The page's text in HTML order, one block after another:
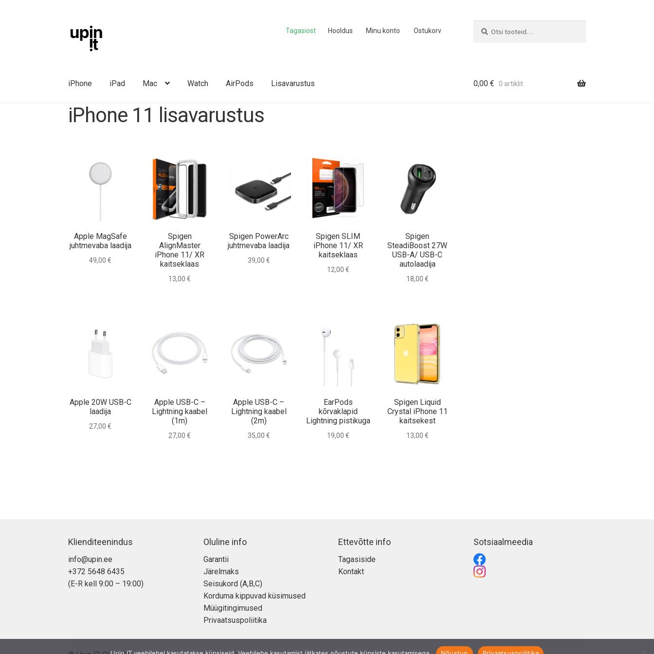
navigeerimisele
sisu
Tagasiost Hooldus Minu konto Ostukorv
iPhone iPad Mac Watch AirPods Lisavarustus 0,00 € 0 artiklit
iPhone 11 lisavarustus
Apple MagSafe
juhtmevaba laadija
49,00€
Spigen
AlignMaster
iPhone 11/ XR
kaitseklaas
13,00€
Spigen PowerArc
juhtmevaba laadija
39,00 €
Spigen SLIM
iPhone 11/ XR
kaitseklaas
12,00 €
Spigen
SteadiBoost 27W
USB-A/ USB-C
autolaadija
18,00 €
Apple 20W USB-C
laadija
27,00€
Apple USB-C –
Lightning kaabel
(1m)
27,00€
Apple USB-C –
Lightning kaabel
(2m)
35,00 €
EarPods
kõrvaklapid
Lightning pistikuga
19,00 €
Spigen Liquid
Crystal iPhone 11
kaitsekest
13,00 €
Klienditeenindus
info@upin.ee
+372 5648 6435
(E-R kell 9:00 – 19:00)
Oluline info
Garantii
Järelmaks
Seisukord (A,B,C)
Korduma kippuvad küsimused
Müügitingimused
Privaatsuspoliitika
Ettevõtte info
Tagasiside
Kontakt
Sotsiaalmeedia